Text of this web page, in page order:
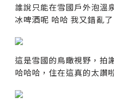
誰說只能在雪國戶外泡溫
冰啤酒呢 哈哈 我又錯亂了
這是雪國的鳥瞰視野，拍
哈哈哈，住在這真的太讚